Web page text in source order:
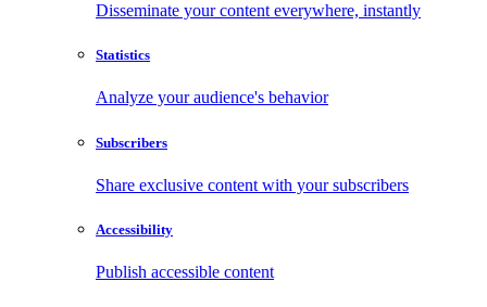
Disseminate your content everywhere, instantly
Statistics
Analyze your audience's behavior
Subscribers
Share exclusive content with your subscribers
Accessibility
Publish accessible content